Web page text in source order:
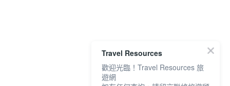
Travel Resources
歡迎光臨！Travel Resources 旅
遊網